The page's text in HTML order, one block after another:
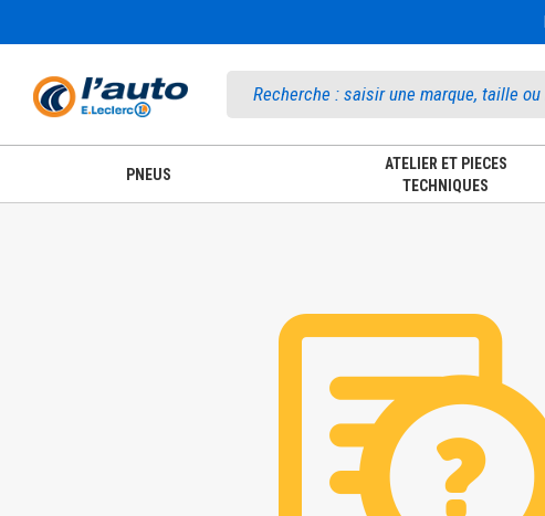
PNEUS
ATELIER ET PIECES
TECHNIQUES